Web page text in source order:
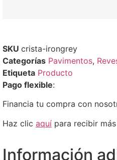
SKU crista-irongrey
Categorías Pavimentos,
Etiqueta Producto
Pago flexible:
Financia tu compra con
Haz clic aquí para recibir
Información